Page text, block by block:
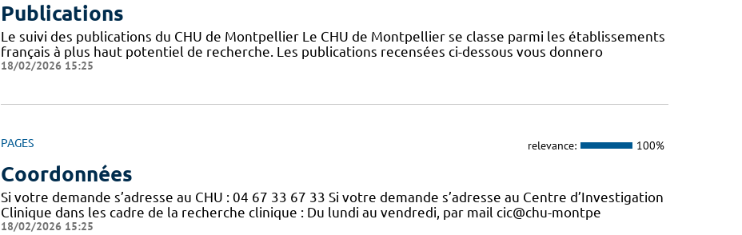
Publications
Le suivi des publications du CHU de Montpellier Le CHU de Montpellier se classe parmi les établissements
français à plus haut potentiel de recherche. Les publications recensées ci-dessous vous donnero
18/02/2026 15:25
PAGES relevance: 100%
Coordonnées
Si votre demande s’adresse au CHU : 04 67 33 67 33 Si votre demande s’adresse au Centre d’Investigation
Clinique dans les cadre de la recherche clinique : Du lundi au vendredi, par mail cic@chu-montpe
18/02/2026 15:25